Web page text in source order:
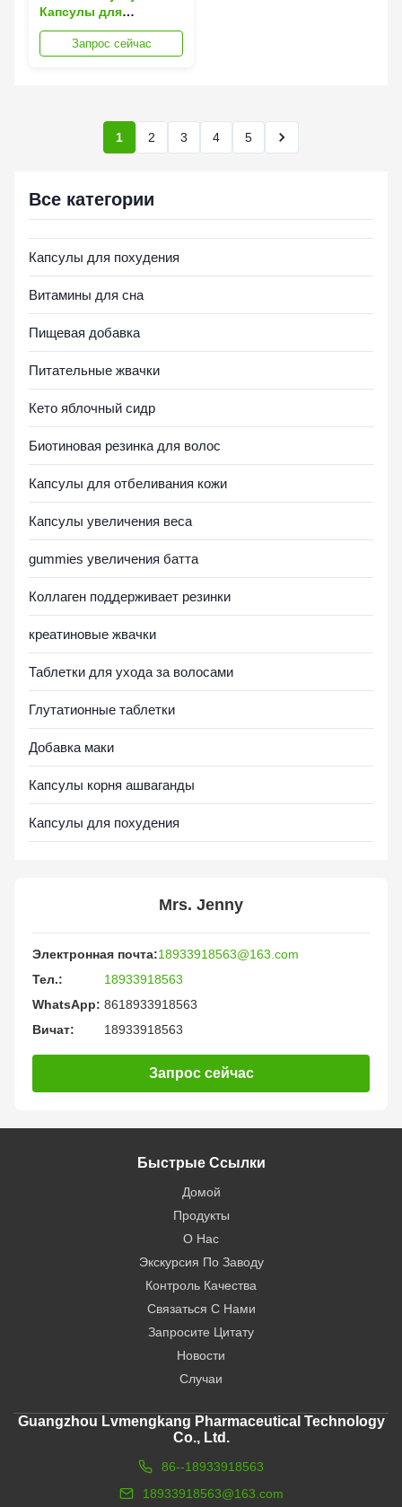
Капсулы для
похудения на животе
для детоксикации
Запрос сейчас
1 2 3 4 5
Все категории
Капсулы для похудения
Витамины для сна
Пищевая добавка
Питательные жвачки
Кето яблочный сидр
Биотиновая резинка для волос
Капсулы для отбеливания кожи
Капсулы увеличения веса
gummies увеличения батта
Коллаген поддерживает резинки
креатиновые жвачки
Таблетки для ухода за волосами
Глутатионные таблетки
Добавка маки
Капсулы корня ашваганды
Капсулы для похудения
Mrs. Jenny
Электронная почта:18933918563@163.com
Тел.:
18933918563
WhatsApp: 8618933918563
Вичат:
18933918563
Запрос сейчас
Быстрые Ссылки
Домой
Продукты
О Нас
Экскурсия По Заводу
Контроль Качества
Связаться С Нами
Запросите Цитату
Новости
Случаи
Guangzhou Lvmengkang Pharmaceutical Technology
Co., Ltd.
86--18933918563
18933918563@163.com